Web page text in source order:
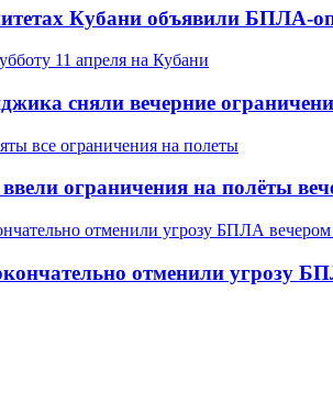
Кубани объявили БПЛА-
сняли вечерние
ограничения на полёты
отменили угрозу